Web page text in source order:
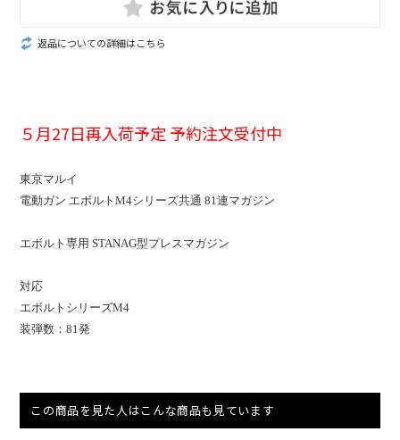
返品についての詳細はこちら
５月27日再入荷予定 予約注文受付中
東京マルイ
電動ガン エボルトM4シリーズ共通 81連マガジン
エボルト専用 STANAG型プレスマガジン
対応
エボルトシリーズM4
装弾数：81発
この商品を見た人はこんな商品も見ています